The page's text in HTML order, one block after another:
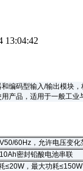
13:04:42
编码型输入/输出模块
品，适用于一般工业
60Hz，允许电压变
密封铅酸电池串联
≤20W，最大功耗≤150W